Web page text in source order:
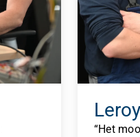
Leroy
“Het